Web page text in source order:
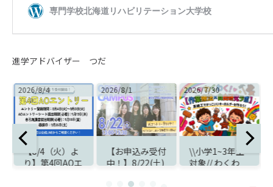
進学アドバイザー つだ
2026/8/4
【8/4（火）よ
り】第4回AOエ
2026/8/1
【お申込み受付
中！】8/22(土)
2026/7/30
\\小学1~3年生
対象// わくわ